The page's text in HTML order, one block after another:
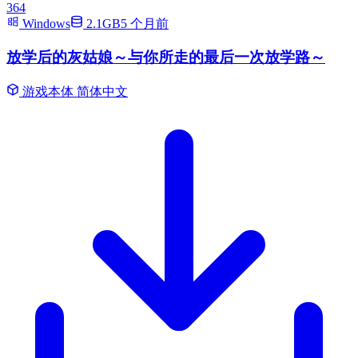
364
Windows
2.1GB5 个月前
放学后的灰姑娘～与你所走的最后一次放学路～
游戏本体 简体中文